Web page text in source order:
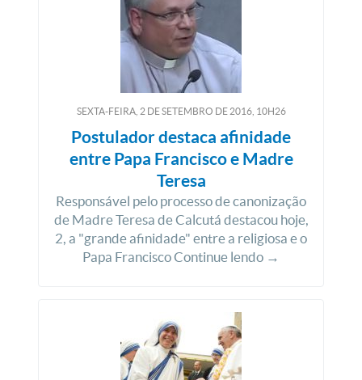
SEXTA-FEIRA, 2 DESETEMBRO DE2016, 10H26
Postulador destaca afinidade
entre Papa Francisco e Madre
Teresa
Responsável pelo processo de canonização
de Madre Teresa de Calcutá destacou hoje,
2, a "grande afinidade" entre a religiosa e o
Papa Francisco Continue lendo →